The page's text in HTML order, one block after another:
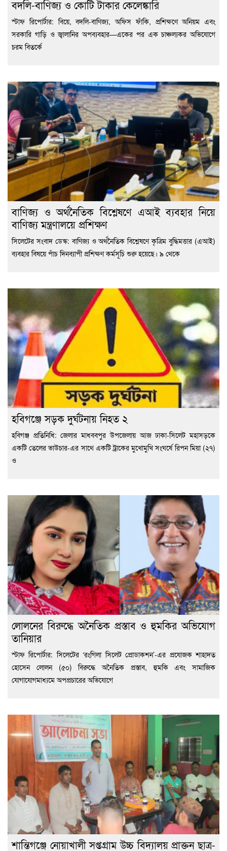
বদলি-বাণিজ্য ও কোটি টাকার কেলেঙ্কারি
স্টাফ রিপোর্টার: বিয়ে, বদলি-বাণিজ্য, অফিস ফাঁকি, প্রশিক্ষণে অনিয়ম এবং
সরকারি গাড়ি ও জ্বালানির অপব্যবহার—একের পর এক চাঞ্চল্যকর অভিযোগে
চরম বিতর্কে
বাণিজ্য ও অর্থনৈতিক বিশ্লেষণে এআই ব্যবহার নিয়ে
বাণিজ্য মন্ত্রণালয়ে প্রশিক্ষণ
সিলেটের সংবাদ ডেস্ক: বাণিজ্য ও অর্থনৈতিক বিশ্লেষণে কৃত্রিম বুদ্ধিমত্তার (এআই)
ব্যবহার বিষয়ে পাঁচ দিনব্যাপী প্রশিক্ষণ কর্মসূচি শুরু হয়েছে। ৯ থেকে
হবিগঞ্জে সড়ক দুর্ঘটনায় নিহত ২
হবিগঞ্জ প্রতিনিধি: জেলার মাধববপুর উপজেলায় আজ ঢাকা-সিলেট মহাসড়কে
একটি তেলের ভাউচার-এর সাথে একটি ট্রাকের মুখোমুখি সংঘর্ষে রিপন মিয়া (২৭)
ও
লোলনের বিরুদ্ধে অনৈতিক প্রস্তাব ও হুমকির অভিযোগ
তানিয়ার
স্টাফ রিপোর্টার: সিলেটের ‘রংগিলা সিলেট প্রোডাকশন’-এর প্রযোজক শাহাদত
হোসেন লোলন (৫০) বিরুদ্ধে অনৈতিক প্রস্তাব, হুমকি এবং সামাজিক
যোগাযোগমাধ্যমে অপপ্রচারের অভিযোগে
শান্তিগঞ্জে নোয়াখালী সপ্তগ্রাম উচ্চ বিদ্যালয় প্রাক্তন ছাত্র-